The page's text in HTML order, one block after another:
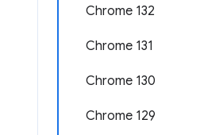
Chrome 132
Chrome 131
Chrome 130
Chrome 129